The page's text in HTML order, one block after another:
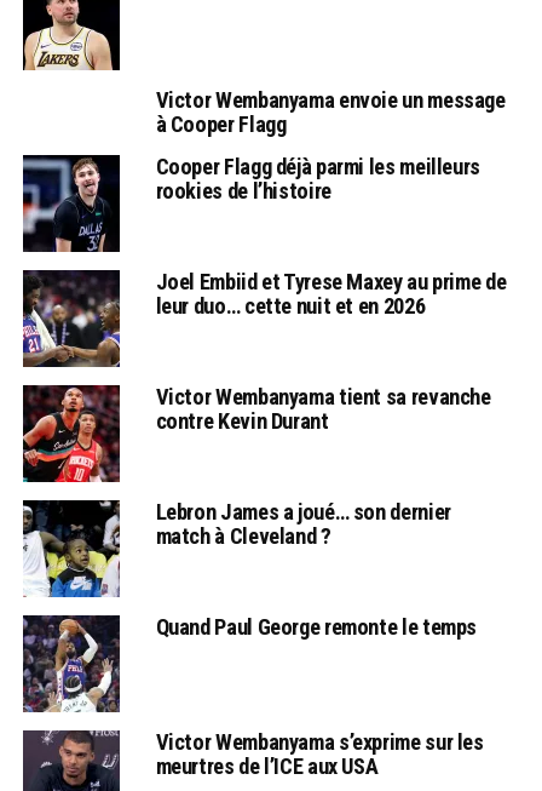
Victor Wembanyama envoie un message
à Cooper Flagg
Cooper Flagg déjà parmi les meilleurs
rookies de l’histoire
Joel Embiid et Tyrese Maxey au prime de
leur duo… cette nuit et en 2026
Victor Wembanyama tient sa revanche
contre Kevin Durant
Lebron James a joué… son dernier
match à Cleveland ?
Quand Paul George remonte le temps
Victor Wembanyama s’exprime sur les
meurtres de l’ICE aux USA